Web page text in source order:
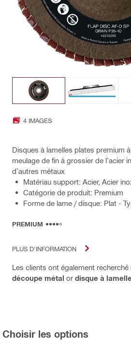
4 IMAGES
Disques à lamelles plates premium
meulage de fin à grossier de l’acier
d’autres métaux
Matériau support: Acier, Acier
Catégorie de produit: Premium
Forme de lame / disque: Plat -
PREMIUM
PLUS D'INFORMATION
Les clients ont également recherché
découpe métal or disque à lamelle
Choisir les options